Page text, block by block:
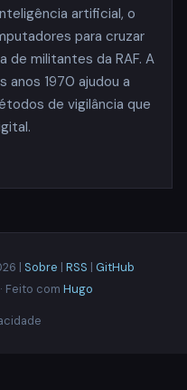
artificial, o
para cruzar
de militantes da RAF. A
anos 1970 ajudou a
de vigilância que
| Sobre | RSS | GitHub
Feito com Hugo